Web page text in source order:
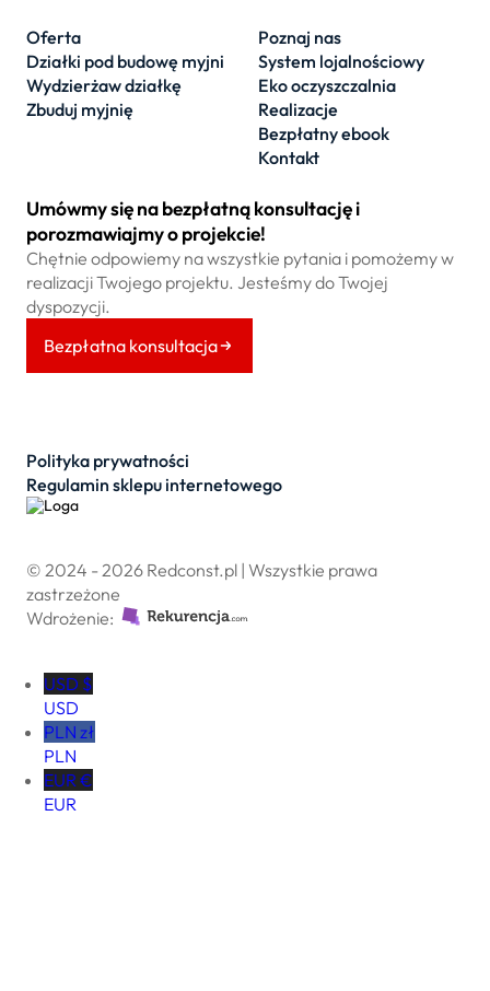
Oferta
Działki pod budowę myjni
Wydzierżaw działkę
Zbuduj myjnię
Poznaj nas
System lojalnościowy
Eko oczyszczalnia
Realizacje
Bezpłatny ebook
Kontakt
Umówmy się na bezpłatną konsultację i
porozmawiajmy o projekcie!
Chętnie odpowiemy na wszystkie pytania i pomożemy w
realizacji Twojego projektu. Jesteśmy do Twojej
dyspozycji.
Bezpłatna konsultacja
Polityka prywatności
Regulamin sklepu internetowego
© 2024 - 2026 Redconst.pl | Wszystkie prawa
zastrzeżone
Wdrożenie:
USD $
USD
PLN zł
PLN
EUR €
EUR